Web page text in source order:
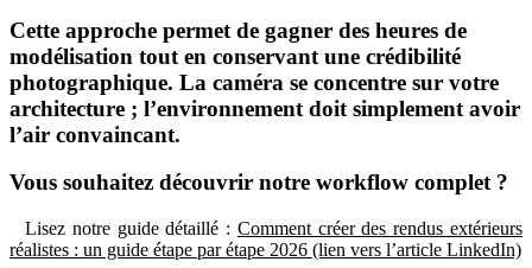
Cette approche permet de gagner des heures de
modélisation tout en conservant une crédibilité
photographique. La caméra se concentre sur votre
architecture ; l’environnement doit simplement avoir
l’air convaincant.
Vous souhaitez découvrir notre workflow complet ?
Lisez notre guide détaillé : Comment créer des rendus extérieurs
réalistes : un guide étape par étape 2026 (lien vers l’article LinkedIn)